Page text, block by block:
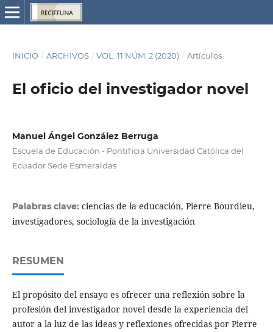
INICIO / ARCHIVOS / VOL. 11 NÚM. 2 (2020) / Artículos
El oficio del investigador novel
Manuel Ángel González Berruga
Escuela de Educación - Pontificia Universidad Católica del
Ecuador Sede Esmeraldas
Palabras clave: ciencias de la educación, Pierre Bourdieu,
investigadores, sociología de la investigación
RESUMEN
El propósito del ensayo es ofrecer una reflexión sobre la
profesión del investigador novel desde la experiencia del
autor a la luz de las ideas y reflexiones ofrecidas por Pierre